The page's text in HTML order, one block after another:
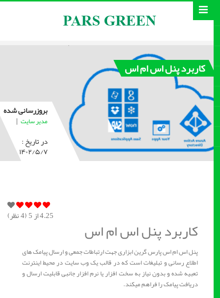
کاربرد پنل اس ام اس
بروزرسانی شده
مدیر سایت |
در تاریخ :
۱۴۰۲/۵/۷
4.25از 5 ( 4نظر)
کاربرد پنل اس ام اس
پنل اس ام اس پارس گرین ابزاری جهت ارتباطات جمعی و ارسال پیامک های
اطلاع رسانی و تبلیغات است که در قالب یک وب سایت در محیط اینترنت
تعبیه شده و بدون نیاز به سخت افزار یا نرم افزار جانبی قابلیت ارسال و
دریافت پیامک را فراهم میکند.